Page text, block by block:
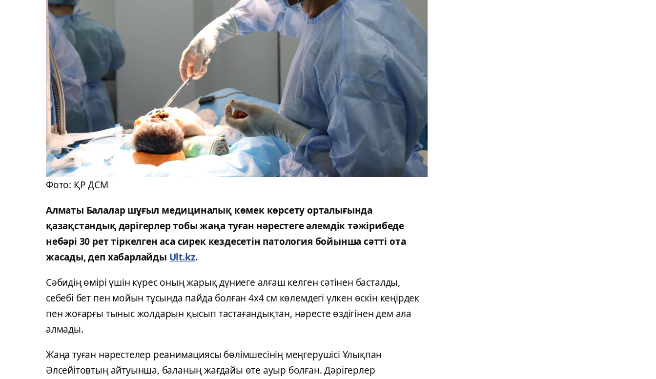
Фото: ҚР ДСМ
Алматы Балалар шұғыл медициналық көмек көрсету орталығында
қазақстандық дәрігерлер тобы жаңа туған нәрестеге әлемдік тәжірибеде
небәрі 30 рет тіркелген аса сирек кездесетін патология бойынша сәтті ота
жасады, деп хабарлайды Ult.kz.
Сәбидің өмірі үшін күрес оның жарық дүниеге алғаш келген сәтінен басталды,
себебі бет пен мойын тұсында пайда болған 4х4 см көлемдегі үлкен өскін кеңірдек
пен жоғарғы тыныс жолдарын қысып тастағандықтан, нәресте өздігінен дем ала
алмады.
Жаңа туған нәрестелер реанимациясы бөлімшесінің меңгерушісі Ұлықпан
Әлсейітовтың айтуынша, баланың жағдайы өте ауыр болған. Дәрігерлер